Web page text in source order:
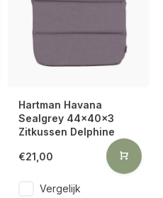
Hartman Havana
Sealgrey 44x40x3
Zitkussen Delphine
€21,00
Vergelijk